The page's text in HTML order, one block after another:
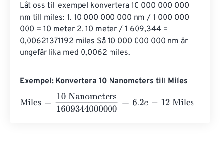
Låt oss till exempel konvertera 10 000 000 000
nm till miles: 1. 10 000 000 000 nm / 1 000 000
000 = 10 meter 2. 10 meter / 1 609,344 =
0,00621371192 miles Så 10 000 000 000 nm är
ungefär lika med 0,0062 miles.
Exempel: Konvertera 10 Nanometers till Miles
Miles
10 Nanometers1609344000000 = 6.2 e-12